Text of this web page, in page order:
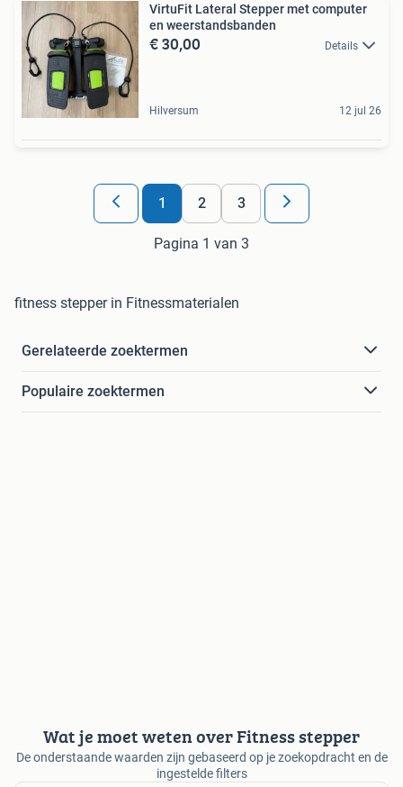
VirtuFit Lateral Stepper met computer
en weerstandsbanden
€ 30,00 Details
Hilversum 12 jul 26
1 2 3
Pagina 1 van 3
fitness stepper in Fitnessmaterialen
Gerelateerde zoektermen
Populaire zoektermen
Wat je moet weten over Fitness stepper
De onderstaande waarden zijn gebaseerd op je zoekopdracht en de
ingestelde filters